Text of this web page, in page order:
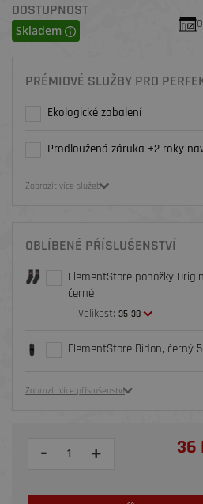
DOSTUPNOST
Skladem
PRÉMIOVÉ SLUŽBY PRO
Ekologické zabalení
Prodloužená záruka +2 roky
Zobrazit více služeb
OBLÍBENÉ PŘÍSLUŠENSTVÍ
ElementStore ponožky
černé
Velikost: 35-38
ElementStore Bidon, černý
Zobrazit více příslušenství
- + 36